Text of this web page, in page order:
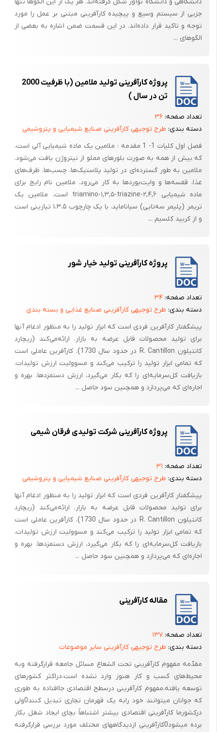
جزیی از سیستم وسیع و پیچیده کارآفرینی مبتنی بر عمل را مورد
توجه و تاکید قرار داده‌اند. در این قسمت ضمن اشاره به بعضی از
الگوهای ...
پروژه کارآفرینی تولید ملامین (با ظرفیت 2000
تن در سال )
تعداد صفحه: ۳۶
دسته بندی: طرح توجیهی کارآفرینی صنایع شیمیایی و پتروشیمی
فصل اول کلیات 1- 1 مقدمه : ملامین یک ماده شیمیایی آلی است،
که بیش از همه به صورت بلورهای مملو از نیتروژن یافت می‌شود.
ملامین به طور گسترده‌ای در تولید پلاستیک‌ها، چسب‌ها، ظرف‌های
غذا، قفسه‌‌ها و وایت‌بوردها به کار می‌رود. ملامین نام رایج برای
ماده شیمیایی ۲,۴,۶-triamino-۱,۳,۵-triazine است. ملامین یک
تریمر (پلیمر سه‌تایی) سیاناماید، با یک چارچوب ۱،۳،۵ تیازینی است
و از کربید کلسیم ...
پروژه کارآفرینی تولید خیار شور
تعداد صفحه: ۳۴
دسته بندی: طرح توجیهی کارآفرینی صنایع غذایی و بسته بندی
پیشگفتار کارآفرین‌ فردی‌ است‌ که‌ ابزار تولید را به‌ منظور ادغام‌ آنها
برای‌ تولید محصولات‌ قابل‌ عرضه‌ به‌ بازار، ارائه‌می‌کند (ریچارد
کانتیلون‌ R. Cantillon در حدود سال‌ 1730). کارآفرین‌ عاملی‌ است‌
که‌ تمامی‌ ابزار تولید را ترکیب‌ می‌کند و مسوولیت‌ ارزش‌ تولیدات‌،
بازیافت‌ کل‌سرمایه‌ای‌ را که‌ بکار می‌گیرد، ارزش‌ دستمزدها، بهره‌ و
اجاره‌ای‌ که‌ می‌پردازد و همچنین‌ سود حاصل‌ ...
پروژه کارآفرینی شرکت تولیدی فرقان شیمی
تعداد صفحه: ۳۱
دسته بندی: طرح توجیهی کارآفرینی صنایع شیمیایی و پتروشیمی
پیشگفتار کارآفرین‌ فردی‌ است‌ که‌ ابزار تولید را به‌ منظور ادغام‌ آنها
برای‌ تولید محصولات‌ قابل‌ عرضه‌ به‌ بازار، ارائه‌می‌کند (ریچارد
کانتیلون‌ R. Cantillon در حدود سال‌ 1730). کارآفرین‌ عاملی‌ است‌
که‌ تمامی‌ ابزار تولید را ترکیب‌ می‌کند و مسوولیت‌ ارزش‌ تولیدات‌،
بازیافت‌ کل‌سرمایه‌ای‌ را که‌ بکار می‌گیرد، ارزش‌ دستمزدها، بهره‌ و
اجاره‌ای‌ که‌ می‌پردازد و همچنین‌ سود حاصل‌ ...
مقاله کارآفرینی
تعداد صفحه: ۱۳۷
دسته بندی: طرح توجیهی کارآفرینی سایر موضوعات
مقدّمه مفهوم کارآفرینی تحت الشعاع مسائل جامعه قرارگرفته وبه
محیط‌های کسب و کار هنوز وارد نشده است،دراکثر کشورهای
توسعه یافته،مفهوم کارآفرینی درسطح اقتصادی جاافتاده به طوری
که جوانان میتوانند خود رابه یک قهرمان تجاری تبدیل کنند0ولی
درکشورما کارآفرینی اقتصادی بیشتر اشتباهاً بچای ایجاد شغل بکار
برده میشود0کارآفرینی ازدیدگاههای مختلف مورد بررسی قرارگرفته